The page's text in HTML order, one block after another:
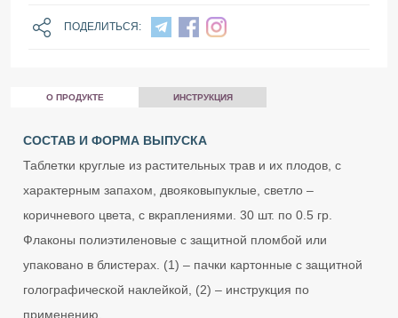
ПОДЕЛИТЬСЯ:
О ПРОДУКТЕ ИНСТРУКЦИЯ
СОСТАВ И ФОРМА ВЫПУСКА
Таблетки круглые из растительных трав и их плодов, с
характерным запахом, двояковыпуклые, светло –
коричневого цвета, с вкраплениями. 30 шт. по 0.5 гр.
Флаконы полиэтиленовые с защитной пломбой или
упаковано в блистерах. (1) – пачки картонные с защитной
голографической наклейкой, (2) – инструкция по
применению.